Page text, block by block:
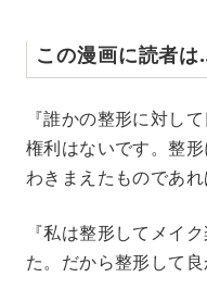
この漫画に読者
『誰かの整形に対し
権利はないです。整
わきまえたものであれ
『私は整形してメイ
た。だから整形して